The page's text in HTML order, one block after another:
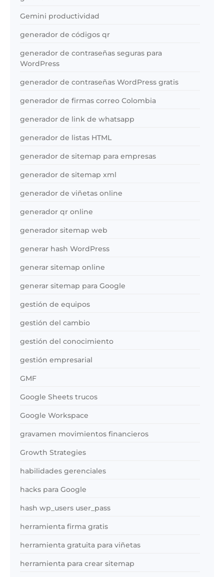
Gemini productividad
generador de códigos qr
generador de contraseñas seguras para
WordPress
generador de contraseñas WordPress gratis
generador de firmas correo Colombia
generador de link de whatsapp
generador de listas HTML
generador de sitemap para empresas
generador de sitemap xml
generador de viñetas online
generador qr online
generador sitemap web
generar hash WordPress
generar sitemap online
generar sitemap para Google
gestión de equipos
gestión del cambio
gestión del conocimiento
gestión empresarial
GMF
Google Sheets trucos
Google Workspace
gravamen movimientos financieros
Growth Strategies
habilidades gerenciales
hacks para Google
hash wp_users user_pass
herramienta firma gratis
herramienta gratuita para viñetas
herramienta para crear sitemap